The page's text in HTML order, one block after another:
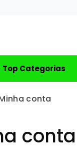
Top Categorias
conta
conta